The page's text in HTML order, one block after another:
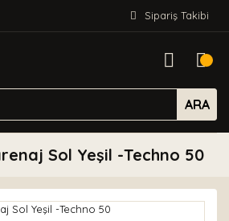
Sipariş Takibi
ARA
Sol Yeşil -Techno 50